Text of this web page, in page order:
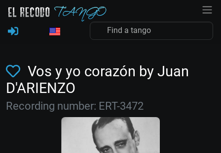
Vos y yo corazón by Juan
D'ARIENZO
Recording number: ERT-3472